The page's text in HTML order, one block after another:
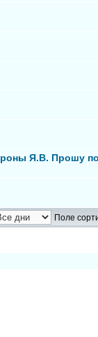
Я.В. Прошу
Поле